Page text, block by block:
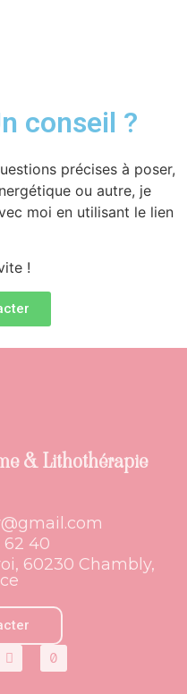
conseil ?
précises à poser,
ou autre, je
moi en utilisant le lien
!
& Lithothérapie
62 40
60230 Chambly,